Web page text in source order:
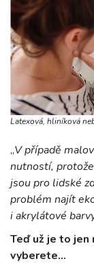
Latexová, hliníková
„V případě
nutností,
jsou pro lidské
problém najít
i akrylátové
Teď už je to jen
vyberete…